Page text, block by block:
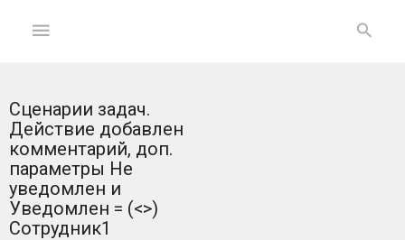
ГЛАВНАЯ
На
главную
Вход
Сценарии задач.
Действие добавлен
комментарий, доп.
параметры Не
уведомлен и
Уведомлен = (<>)
Сотрудник1